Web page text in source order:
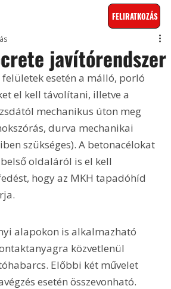
FELIRATKOZÁS
javítórendszer
felületek esetén a málló, porló
el kell távolítani, illetve a
mechanikus úton meg
durva mechanikai
szükséges). A betonacélokat
oldaláról is el kell
hogy az MKH tapadóhíd
alapokon is alkalmazható
közvetlenül
Előbbi két művelet
esetén összevonható.